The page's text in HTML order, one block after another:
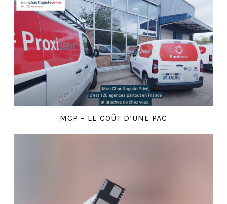
MCP – LE COÛT D’UNE PAC